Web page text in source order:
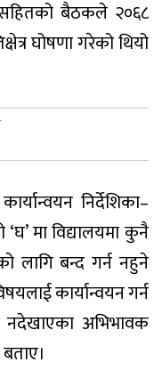
बैठकले २०६८
घोषणा गरेको थियो
निर्देशिका–
मा विद्यालयमा कुनै
लागि बन्द गर्न नहुने
कार्यान्वयन गर्न
नदेखाएका अभिभावक